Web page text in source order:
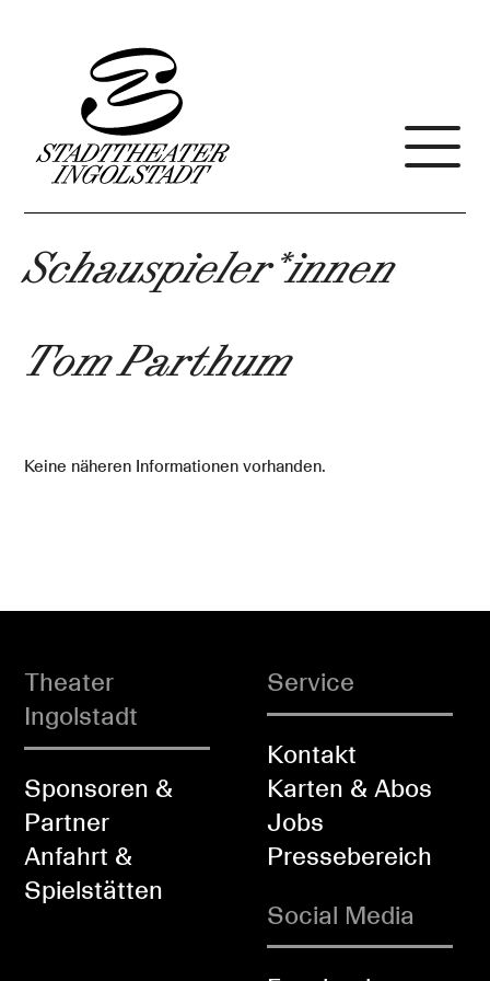
Schauspieler*innen
Tom Parthum
Keine näheren Informationen vorhanden.
Theater
Ingolstadt
Sponsoren &
Partner
Anfahrt &
Spielstätten
Service
Kontakt
Karten & Abos
Jobs
Pressebereich
Social Media